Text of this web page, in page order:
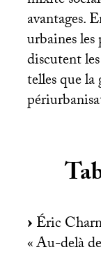
avantages.
urbaines les
discutent
telles que
Éric
«Au-delà